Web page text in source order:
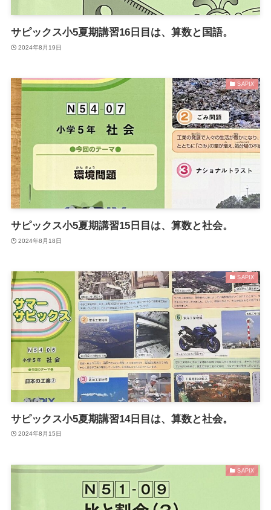
サピックス小5夏期講習16日目は、算数と国語。
2024年8月19日
SAPIX
サピックス小5夏期講習15日目は、算数と社会。
2024年8月18日
SAPIX
サピックス小5夏期講習14日目は、算数と社会。
2024年8月15日
SAPIX